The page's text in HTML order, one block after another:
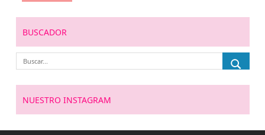
BUSCADOR
NUESTRO INSTAGRAM